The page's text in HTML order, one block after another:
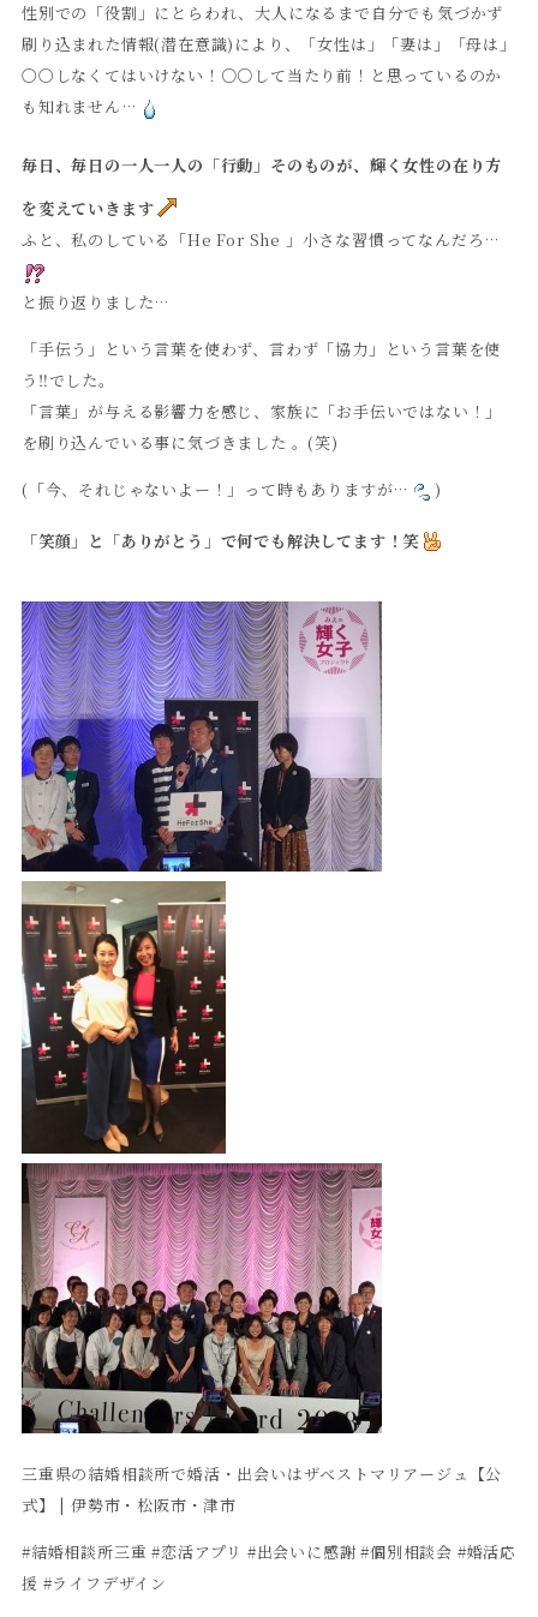
性別での「役割」にとらわれ、大人になるまで自分でも気づかず
刷り込まれた情報(潜在意識)により、「女性は」「妻は」「母は」
〇〇しなくてはいけない！○○して当たり前！と思っているのか
も知れません…
毎日、毎日の一人一人の「行動」そのものが、輝く女性の在り方
を変えていきます
ふと、私のしている「He For She 」小さな習慣ってなんだろ…
と振り返りました…
「手伝う」という言葉を使わず、言わず「協力」という言葉を使
う‼︎でした。
「言葉」が与える影響力を感じ、家族に「お手伝いではない！」
を刷り込んでいる事に気づきました 。(笑)
(「今、それじゃないよー！」って時もありますが… )
「笑顔」と「ありがとう」で何でも解決してます！笑
三重県の結婚相談所で婚活・出会いはザベストマリアージュ【公
式】 | 伊勢市・松阪市・津市
#結婚相談所三重 #恋活アプリ #出会いに感謝 #個別相談会 #婚活応
援 #ライフデザイン